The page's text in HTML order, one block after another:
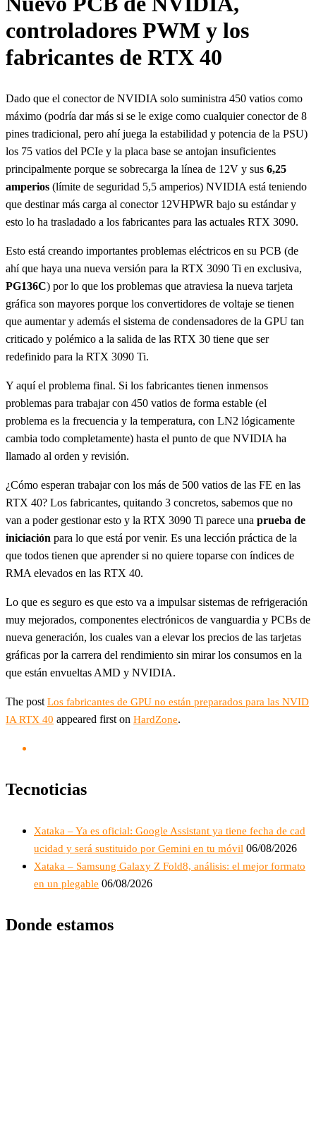
controladores PWM y los
fabricantes de RTX 40
Dado que el conector de NVIDIA solo suministra 450 vatios como
máximo (podría dar más si se le exige como cualquier conector de 8
pines tradicional, pero ahí juega la estabilidad y potencia de la PSU)
los 75 vatios del PCIe y la placa base se antojan insuficientes
principalmente porque se sobrecarga la línea de 12V y sus 6,25
amperios (límite de seguridad 5,5 amperios) NVIDIA está teniendo
que destinar más carga al conector 12VHPWR bajo su estándar y
esto lo ha trasladado a los fabricantes para las actuales RTX 3090.
Esto está creando importantes problemas eléctricos en su PCB (de
ahí que haya una nueva versión para la RTX 3090 Ti en exclusiva,
PG136C) por lo que los problemas que atraviesa la nueva tarjeta
gráfica son mayores porque los convertidores de voltaje se tienen
que aumentar y además el sistema de condensadores de la GPU tan
criticado y polémico a la salida de las RTX 30 tiene que ser
redefinido para la RTX 3090 Ti.
Y aquí el problema final. Si los fabricantes tienen inmensos
problemas para trabajar con 450 vatios de forma estable (el
problema es la frecuencia y la temperatura, con LN2 lógicamente
cambia todo completamente) hasta el punto de que NVIDIA ha
llamado al orden y revisión.
¿Cómo esperan trabajar con los más de 500 vatios de las FE en las
RTX 40? Los fabricantes, quitando 3 concretos, sabemos que no
van a poder gestionar esto y la RTX 3090 Ti parece una prueba de
iniciación para lo que está por venir. Es una lección práctica de la
que todos tienen que aprender si no quiere toparse con índices de
RMA elevados en las RTX 40.
Lo que es seguro es que esto va a impulsar sistemas de refrigeración
muy mejorados, componentes electrónicos de vanguardia y PCBs de
nueva generación, los cuales van a elevar los precios de las tarjetas
gráficas por la carrera del rendimiento sin mirar los consumos en la
que están envueltas AMD y NVIDIA.
The post Los fabricantes de GPU no están preparados para las NVID
IA RTX 40 appeared first on HardZone.
Tecnoticias
Xataka – Ya es oficial: Google Assistant ya tiene fecha de cad
ucidad y será sustituido por Gemini en tu móvil 06/08/2026
Xataka – Samsung Galaxy Z Fold8, análisis: el mejor formato
en un plegable 06/08/2026
Donde estamos